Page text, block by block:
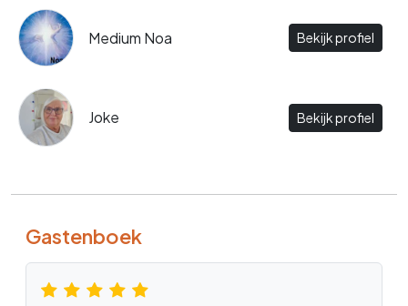
Medium Noa Bekijk profiel
Joke Bekijk profiel
Gastenboek